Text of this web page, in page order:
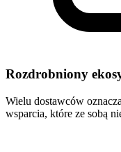
Rozdrobniony
Wielu dostawców
wsparcia, które ze sobą